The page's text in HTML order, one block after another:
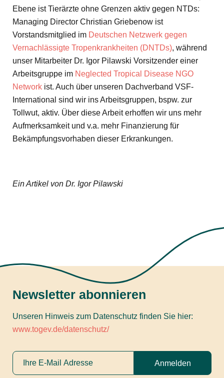
Ebene ist Tierärzte ohne Grenzen aktiv gegen NTDs:
Managing Director Christian Griebenow ist
Vorstandsmitglied im Deutschen Netzwerk gegen
Vernachlässigte Tropenkrankheiten (DNTDs), während
unser Mitarbeiter Dr. Igor Pilawski Vorsitzender einer
Arbeitsgruppe im Neglected Tropical Disease NGO
Network ist. Auch über unseren Dachverband VSF-
International sind wir ins Arbeitsgruppen, bspw. zur
Tollwut, aktiv. Über diese Arbeit erhoffen wir uns mehr
Aufmerksamkeit und v.a. mehr Finanzierung für
Bekämpfungsvorhaben dieser Erkrankungen.
Ein Artikel von Dr. Igor Pilawski
Newsletter abonnieren
Unseren Hinweis zum Datenschutz finden Sie hier:
www.togev.de/datenschutz/
Anmelden